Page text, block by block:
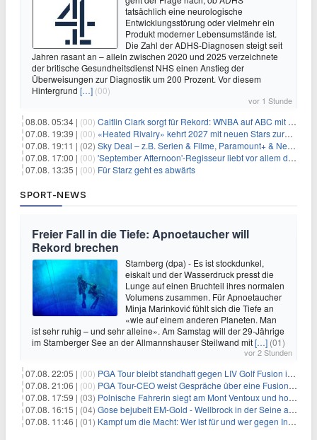
tatsächlich eine neurologische
Entwicklungsstörung oder vielmehr ein
Produkt moderner Lebensumstände ist.
Die Zahl der ADHS-Diagnosen steigt seit
Jahren rasant an – allein zwischen 2020 und 2025 verzeichnete
der britische Gesundheitsdienst NHS einen Anstieg der
Überweisungen zur Diagnostik um 200 Prozent. Vor diesem
Hintergrund […] (00)
vor 1 Stunde
08.08. 05:34 | (00) Caitlin Clark sorgt für Rekord: WNBA auf ABC mit 2,5 Millionen Zuschauern
07.08. 19:39 | (00) «Heated Rivalry» kehrt 2027 mit neuen Stars zurück
07.08. 19:11 | (02) Sky Deal – z.B. Serien & Filme, Paramount+ & Netflix für 19,99€/Monat
07.08. 17:00 | (00) 'September Afternoon'-Regisseur liebt vor allem die 'Banalität' in seinen Filmen
07.08. 13:35 | (00) Für Starz geht es abwärts
SPORT-NEWS
Freier Fall in die Tiefe: Apnoetaucher will
Rekord brechen
Starnberg (dpa) - Es ist stockdunkel,
eiskalt und der Wasserdruck presst die
Lunge auf einen Bruchteil ihres normalen
Volumens zusammen. Für Apnoetaucher
Minja Marinković fühlt sich die Tiefe an
«wie auf einem anderen Planeten. Man
ist sehr ruhig – und sehr alleine». Am Samstag will der 29-Jährige
im Starnberger See an der Allmannshauser Steilwand mit[…] (01)
vor 2 Stunden
07.08. 22:05 | (00) PGA Tour bleibt standhaft gegen LIV Golf Fusion in einem sich wandelnden Sportumfeld
07.08. 21:06 | (00) PGA Tour-CEO weist Gespräche über eine Fusion mit LIV Golf zurück und bekräftigt die Wettbewerbslandschaft
07.08. 17:59 | (03) Polnische Fahrerin siegt am Mont Ventoux und holt Tour-Gelb
07.08. 16:15 | (04) Gose bejubelt EM-Gold - Wellbrock in der Seine ausgebremst
07.08. 11:46 | (01) Kampf um die Macht: Wer ist für und wer gegen Infantino?